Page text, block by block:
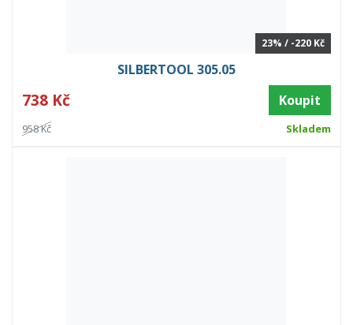
23% / -220 Kč
SILBERTOOL 305.05
738 Kč Koupit
958 Kč Skladem